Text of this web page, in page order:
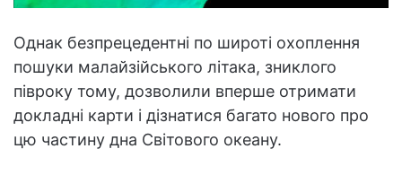
Однак безпрецедентні по широті охоплення
пошуки малайзійського літака, зниклого
півроку тому, дозволили вперше отримати
докладні карти і дізнатися багато нового про
цю частину дна Світового океану.